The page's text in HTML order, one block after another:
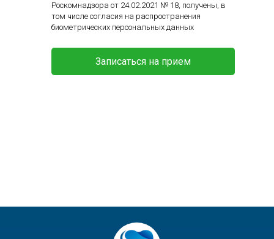
Роскомнадзора от 24.02.2021 № 18, получены, в
том числе согласия на распространения
биометрических персональных данных
Записаться на прием